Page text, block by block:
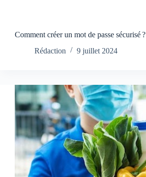
Comment créer un mot de passe sécurisé ?
Rédaction
9 juillet 2024